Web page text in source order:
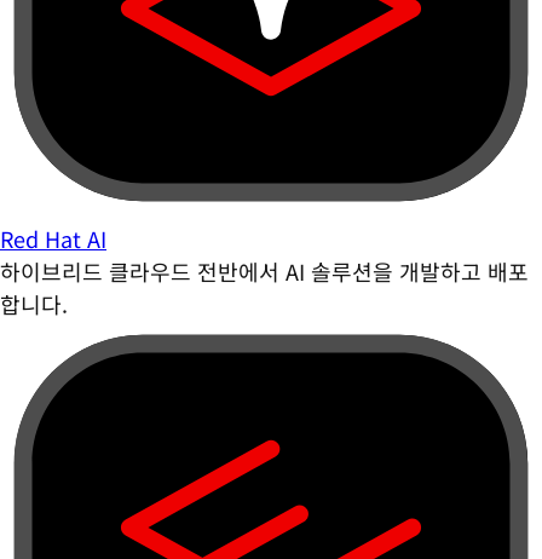
Red Hat AI
하이브리드 클라우드 전반에서 AI 솔루션을 개발하고 배포
합니다.